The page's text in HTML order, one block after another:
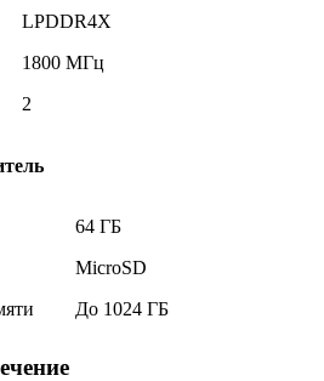
LPDDR4X
1800 МГц
2
64 ГБ
MicroSD
До 1024 ГБ